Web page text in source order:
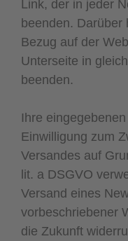
Link, der in jeder
beenden. Darüber
Bezug auf der
Unterseite in
beenden.
Ihre
Einwilligung zum
Versandes auf
lit. a DSGVO
Versand eines
vorbeschriebener
die Zukunft